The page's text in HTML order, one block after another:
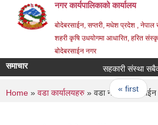
नगर कार्यपालिकाको कार्यालय
बोदेबरसाईन, सप्तरी, मधेश प्रदेश , नेपाल
शहरी कृषि उधयोगमा आधारित, हरित
बोदेबरसाईन नगर
समाचार सहकारी संस्था सबैको
Pages
« first
You are here
Home » वडा कार्यालयहरु » वडा नं‌ ५, बोदे बर्साईन